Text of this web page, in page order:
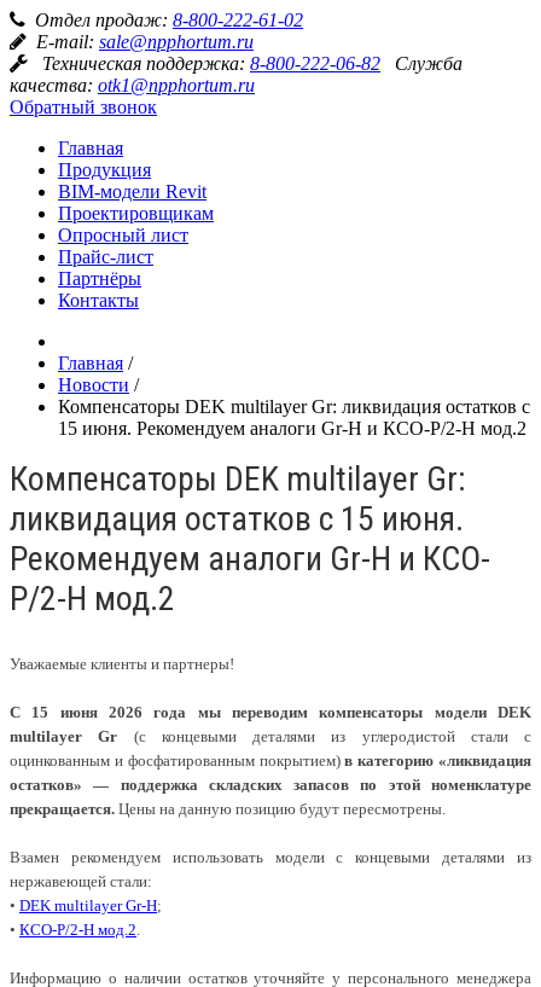
Отдел продаж: 8-800-222-61-02
E-mail: sale@npphortum.ru
Техническая поддержка: 8-800-222-06-82 Служба
качества: otk1@npphortum.ru
Обратный звонок
Главная
Продукция
BIM-модели Revit
Проектировщикам
Опросный лист
Прайс-лист
Партнёры
Контакты
Главная /
Новости /
Компенсаторы DEK multilayer Gr: ликвидация остатков с
15 июня. Рекомендуем аналоги Gr-Н и КСО-Р/2-Н мод.2
Компенсаторы DEK multilayer Gr:
ликвидация остатков с 15 июня.
Рекомендуем аналоги Gr-Н и КСО-
Р/2-Н мод.2
Уважаемые клиенты и партнеры!
С 15 июня 2026 года мы переводим компенсаторы модели DEK
multilayer Gr (с концевыми деталями из углеродистой стали с
оцинкованным и фосфатированным покрытием)в категорию «ликвидация
остатков» — поддержка складских запасов по этой номенклатуре
прекращается. Цены на данную позицию будут пересмотрены.
Взамен рекомендуем использовать модели с концевыми деталями из
нержавеющей стали:
• DEK multilayer Gr-Н;
• КСО-Р/2-Н мод.2.
Информацию о наличии остатков уточняйте у персонального менеджера